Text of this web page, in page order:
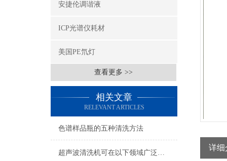
安捷伦调谐液
ICP光谱仪耗材
美国PE氘灯
查看更多 >>
相关文章
RELEVANT ARTICLES
色谱样品瓶的五种清洗方法
超声波清洗机可在以下领域广泛应用
详细